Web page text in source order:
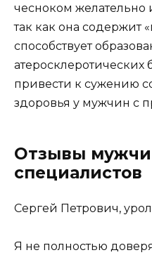
чесноком
так как она содержит
способствует
атеросклеротических
привести к сужению
здоровья у мужчин с
Отзывы
специалистов
Сергей Петрович,
Я не полностью